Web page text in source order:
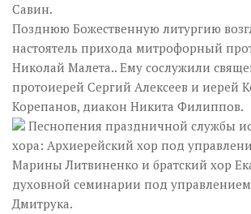
Савин.
Позднюю Божественную литургию
настоятель прихода митрофорный
Николай Малета.. Ему сослужили
протоиерей Сергий Алексеев и иерей
Корепанов, диакон Никита Филиппов.
Песнопения праздничной службы
хора: Архиерейский хор под
Марины Литвиненко и братский хор
духовной семинарии под
Дмитрука.